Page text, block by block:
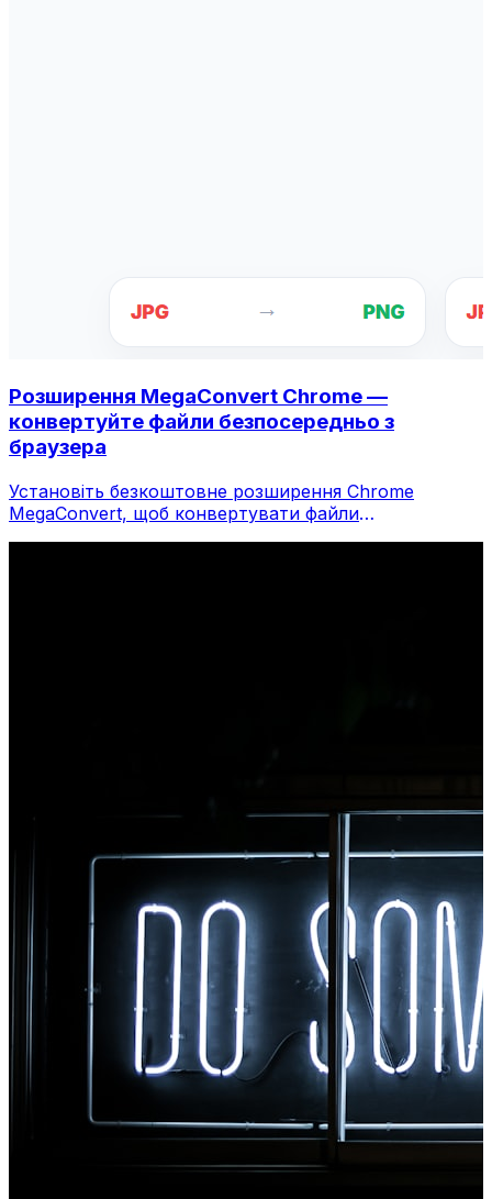
Розширення MegaConvert Chrome —
конвертуйте файли безпосередньо з
браузера
Установіть безкоштовне розширення Chrome
MegaConvert, щоб конвертувати файли